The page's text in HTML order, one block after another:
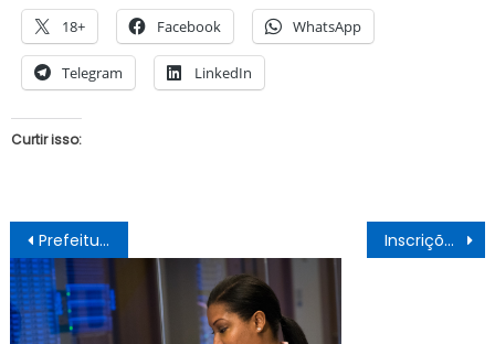
18+ Facebook WhatsApp
Telegram LinkedIn
Curtir isso:
Navegação
de
Post
Prefeitura de Juazeiro intensifica ações de cuidados com a saúde da mulher em toda a rede de saúde Inscrições para público do Departamento de Polícia Técnica (DPT) terminam na segunda (10)